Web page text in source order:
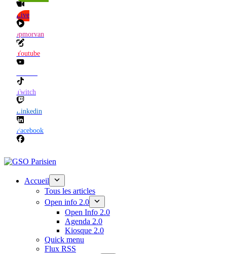
Live
Jpmorvan
Youtube
Twitch
Linkedin
Facebook
Accueil
Tous les articles
Open info 2.0
Open Info 2.0
Agenda 2.0
Kiosque 2.0
Quick menu
Flux RSS